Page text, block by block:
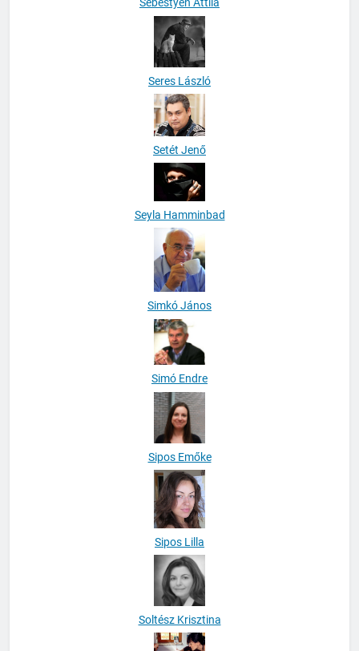
Sebestyen Attila
Seres László
Setét Jenő
Seyla Hamminbad
Simkó János
Simó Endre
Sipos Emőke
Sipos Lilla
Soltész Krisztina